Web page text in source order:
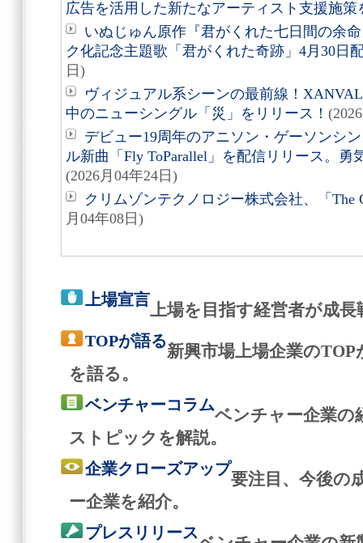
広告を活用した新たなアーティスト支援施策
いぬじゅん原作『君がくれた七日間の余
ク化記念主題歌「君がくれた奇跡」4月30日
日)
ヴィジュアル系シーンの最前線！
中のニューシングル「災」をリリース！
デビュー19周年のアニソン・ゲーソンシ
ル新曲「Fly ToParallel」を配信リリース。勇
(2026月04年24日)
クリムゾンテクノロジー株式会社、「The
月04年08日)
上場宣言
上場を目指す経営者が成
TOPが語る
新興市場上場企業の
を語る。
ベンチャーコラム
ベンチャー企業の
ストピックを解説。
企業クローズアップ
要注目、今後の
ー企業を紹介。
プレスリリース